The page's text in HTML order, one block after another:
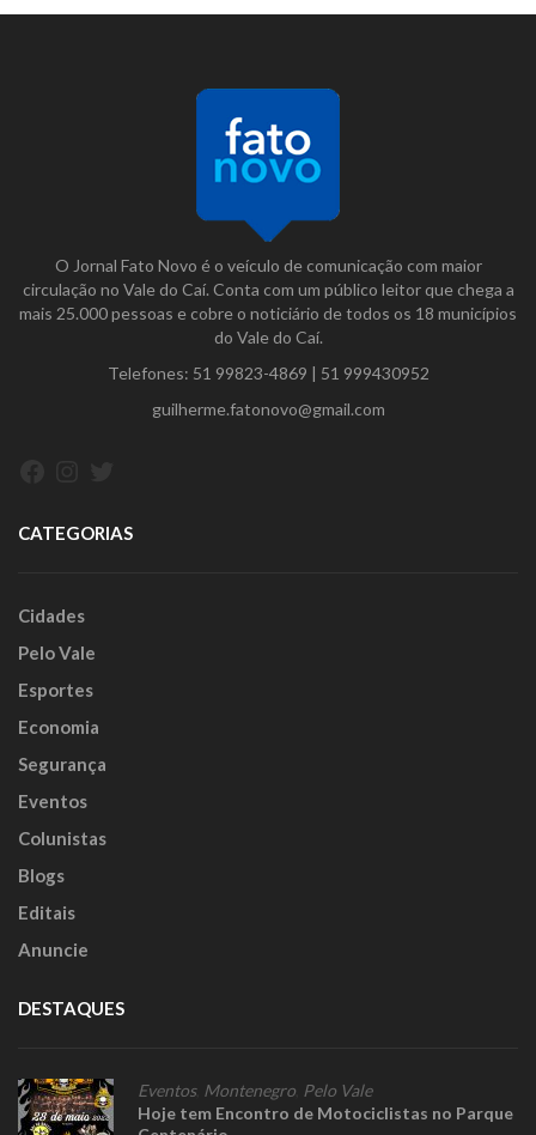
O Jornal Fato Novo é o veículo de comunicação com maior
circulação no Vale do Caí. Conta com um público leitor que chega a
mais 25.000 pessoas e cobre o noticiário de todos os 18 municípios
do Vale do Caí.
Telefones: 51 99823-4869 | 51 999430952
guilherme.fatonovo@gmail.com
CATEGORIAS
Cidades
Pelo Vale
Esportes
Economia
Segurança
Eventos
Colunistas
Blogs
Editais
Anuncie
DESTAQUES
Eventos, Montenegro Pelo Vale
Hoje tem Encontro de Motociclistas no Parque